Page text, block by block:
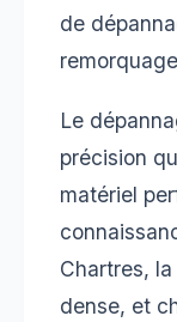
de
Le
précision
matériel
Chartres,
dense, et